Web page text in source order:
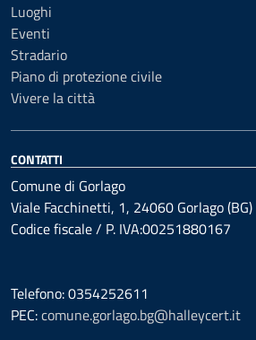
Luoghi
Eventi
Stradario
Piano di protezione civile
Vivere la città
CONTATTI
Comune di Gorlago
Viale Facchinetti, 1, 24060 Gorlago (BG)
Codice fiscale / P. IVA:00251880167
Telefono: 0354252611
PEC:comune.gorlago.bg@halleycert.it